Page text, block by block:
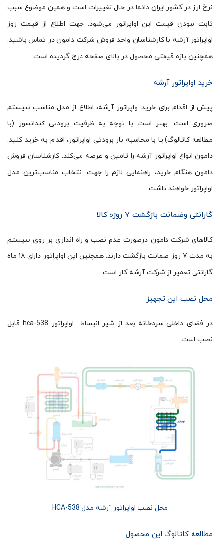
نرخ ارز در کشور ایران دائما در حال تغییرات است و همین موضوع سبب
ثابت نبودن قیمت این اواپراتور می‌شود. جهت اطلاع از قیمت روز
اواپراتور آرشه با کارشناسان واحد فروش شرکت دامون در تماس باشید.
همچنین بازه قیمتی محصول در بالای صفحه درج گردیده است.
خرید اواپراتور آرشه
پیش از اقدام برای خرید اواپراتور آرشه، اطلاع از مدل مناسب سیستم
ضروری است. بهتر است با توجه به ظرفیت برودتی کندانسور (با
مطالعه کاتالوگ) یا با محاسبه بار برودتی اواپراتور، اقدام به خرید کنید.
دامون انواع اواپراتور آرشه را تامین و عرضه می‌کند. کارشناسان فروش
دامون هنگام خرید، راهنمایی لازم را جهت انتخاب مناسب‌ترین مدل
اواپراتور خواهند داشت.
گارانتی وضمانت بازگشت ۷ روزه کالا
کالاهای شرکت دامون درصورت عدم نصب و راه اندازی بر روی سیستم
به مدت ۷ روز ضمانت بازگشت دارند. همچنین این اواپراتور دارای ۱۸ ماه
گارانتی تعمیر از شرکت آرشه کار است.
محل نصب این تجهیز
در فضای داخلی سردخانه بعد از شیر انبساط اواپراتور hca-538 قابل
نصب است.
محل نصب اواپراتور آرشه مدل HCA-538
مطالعه کاتالوگ این محصول